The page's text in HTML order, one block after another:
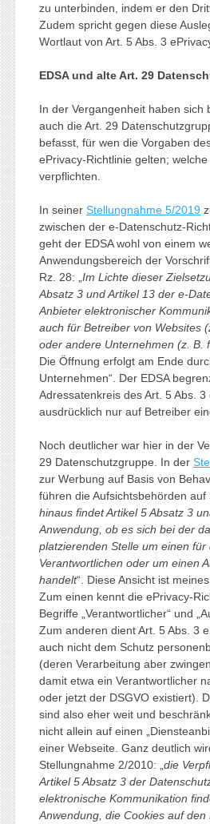
zu unterbinden, indem er den
Zudem spricht gegen diese
Wortlaut von Art. 5 Abs. 3
EDSA und alte Art. 29
In der Vergangenheit haben sich
auch die Art. 29
befasst, für wen die Vorgaben
ePrivacy-Richtlinie gelten;
verpflichten.
In seiner Stellungnahme 5/2019
zwischen der e-Datenschutz-
geht der EDSA wohl von einem
Anwendungsbereich der
Rz. 28: „ Im Lichte dieser
Absatz 3 und Artikel 13 der e-
Anbieter elektronischer
auch für Betreiber von Websites
oder andere Unternehmen (z. B.
Die Öffnung erfolgt am Ende
Unternehmen“. Der EDSA
Adressatenkreis des Art. 5 Abs. 3
ausdrücklich nur auf Betreiber
Noch deutlicher war hier in der
29 Datenschutzgruppe. In der
zur Werbung auf Basis von
führen die Aufsichtsbehörden auf
hinaus findet Artikel 5 Absatz 3
Anwendung, ob es sich bei der
platzierenden Stelle um einen für
Verantwortlichen oder um einen
handelt“. Diese Ansicht ist
Zum einen kennt die ePrivacy-
Begriffe „Verantwortlicher“ und
Zum anderen dient Art. 5 Abs. 3
auch nicht dem Schutz
(deren Verarbeitung aber
damit etwa ein Verantwortlicher
oder jetzt der DSGVO existiert).
sind also eher weit und
nicht allein auf einen
einer Webseite. Ganz deutlich
Stellungnahme 2/2010: „ die
Artikel 5 Absatz 3 der
elektronische Kommunikation
Anwendung, die Cookies auf